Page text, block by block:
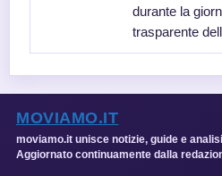
durante la
trasparente
MOVIAMO.IT
moviamo.it unisce notizie, guide e
Aggiornato continuamente dalla